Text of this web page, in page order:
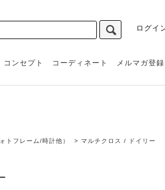
ログイ
コンセプト コーディネート メルマガ登録
トフレーム/時計他）
> マルチクロス / ドイリー